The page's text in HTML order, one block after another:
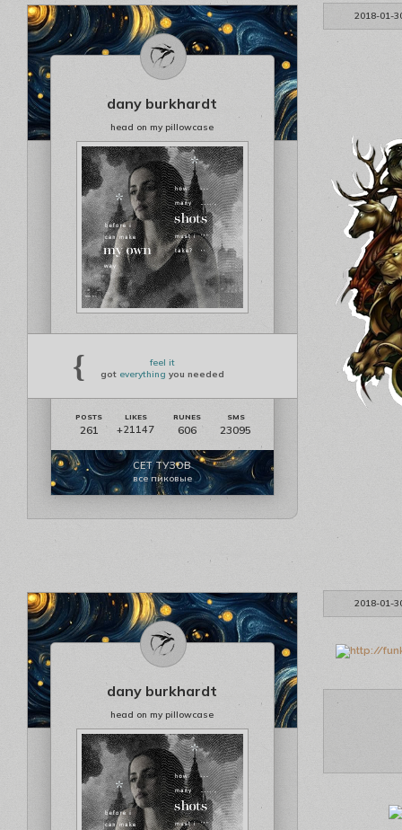
2018-01-
dany burkhardt
head on my pillowcase
{
feel it
got everything you needed
261 +21147 606 23095
СЕТ ТУЗОВ
все пиковые
2018-01-
dany burkhardt
head on my pillowcase